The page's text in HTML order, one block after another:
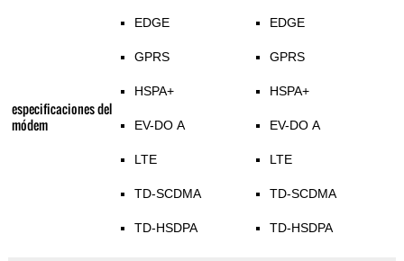
especificaciones del
módem
EDGE
GPRS
HSPA+
EV-DO A
LTE
TD-SCDMA
TD-HSDPA
EDGE
GPRS
HSPA+
EV-DO A
LTE
TD-SCDMA
TD-HSDPA